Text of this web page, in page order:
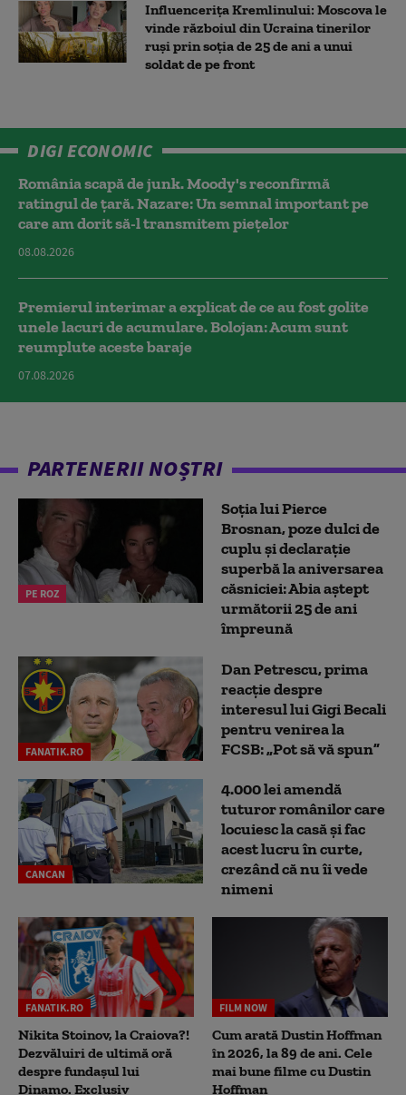
Influencerița Kremlinului: Moscova le
vinde războiul din Ucraina tinerilor
ruși prin soția de 25 de ani a unui
soldat de pe front
DIGI ECONOMIC
România scapă de junk. Moody's reconfirmă
ratingul de țară. Nazare: Un semnal important pe
care am dorit să-l transmitem piețelor
08.08.2026
Premierul interimar a explicat de ce au fost golite
unele lacuri de acumulare. Bolojan: Acum sunt
reumplute aceste baraje
07.08.2026
PARTENERII NOȘTRI
PE ROZ
Soția lui Pierce
Brosnan, poze dulci de
cuplu și declarație
superbă la aniversarea
căsniciei: Abia aștept
următorii 25 de ani
împreună
FANATIK.RO
Dan Petrescu, prima
reacție despre
interesul lui Gigi Becali
pentru venirea la
FCSB: „Pot să vă spun”
CANCAN
4.000 lei amendă
tuturor românilor care
locuiesc la casă și fac
acest lucru în curte,
crezând că nu îi vede
nimeni
FANATIK.RO
Nikita Stoinov, la Craiova?!
Dezvăluiri de ultimă oră
despre fundașul lui
Dinamo. Exclusiv
FILM NOW
Cum arată Dustin Hoffman
în 2026, la 89 de ani. Cele
mai bune filme cu Dustin
Hoffman